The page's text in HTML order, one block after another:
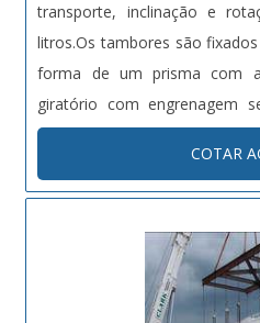
transporte, inclinação e
litros.Os tambores são
forma de um prisma com
giratório com engrenagem
realizado atraves da
derrapante e corrente de
COTAR